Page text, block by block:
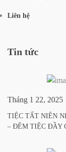
Liên hệ
Tin tức
Tháng 1 22, 2025
TIỆC TẤT NIÊN
– ĐÊM TIỆC ĐẦY